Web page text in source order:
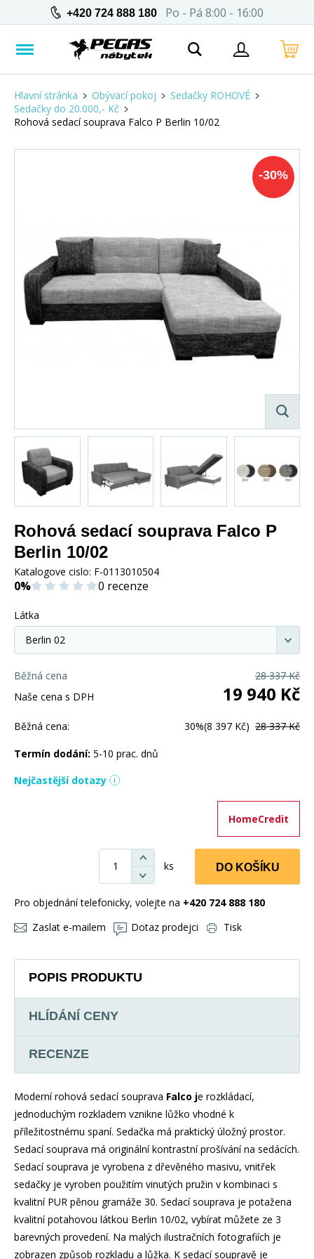
+420 724 888 180 Po - Pá 8:00 - 16:00
Hlavní stránka Obývací pokoj
Sedačky ROHOVÉ
Sedačky do 20.000,- Kč
Rohová sedací souprava Falco P Berlin 10/02
-30%
Rohová sedací souprava Falco P
Berlin 10/02
Katalogove cislo: F-0113010504
0% 0 recenze
Látka
Běžná cena 28 337Kč
Naše cena s DPH
19 940 Kč
Běžná cena: 30%(8 397 Kč) 28 337 Kč
Termín dodání: 5-10 prac. dnů
Nejčastější dotazy
HomeCredit
ks DO KOŠÍKU
Pro objednání telefonicky, volejte na +420 724 888 180
Zaslat e-mailem
Dotaz prodejci Tisk
POPIS PRODUKTU
HLÍDÁNÍ CENY
RECENZE
Moderní rohová sedací souprava Falco je rozkládací,
jednoduchým rozkladem vznikne lůžko vhodné k
příležitostnému spaní. Sedačka má praktický úložný prostor.
Sedací souprava má originální kontrastní prošívání na sedácích.
Sedací souprava je vyrobena z dřevěného masivu, vnitřek
sedačky je vyroben použitím vinutých pružin v kombinaci s
kvalitní PUR pěnou gramáže 30. Sedací souprava je potažena
kvalitní potahovou látkou Berlin 10/02, vybírat můžete ze 3
barevných provedení. Na malých ilustračních fotografiích je
zobrazen způsob rozkladu a lůžka. K sedací soupravě je